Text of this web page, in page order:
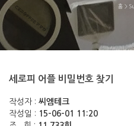
홈 >
세로피 어플 비밀번호 찾기
작성자 : 씨엠테크
작성일 : 15-06-01 11:20